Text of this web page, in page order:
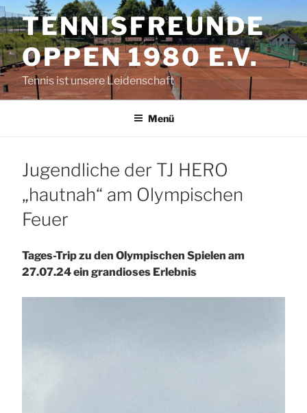
Zum
Inhalt
springenTENNISFREUNDE
OPPEN 1980 E.V.
Tennis ist unsere Leidenschaft
Menü
Jugendliche der TJ HERO
„hautnah“ am Olympischen
Feuer
Tages-Trip zu den Olympischen Spielen am
27.07.24 ein grandioses Erlebnis